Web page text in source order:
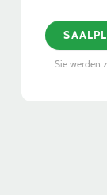
Sie werden